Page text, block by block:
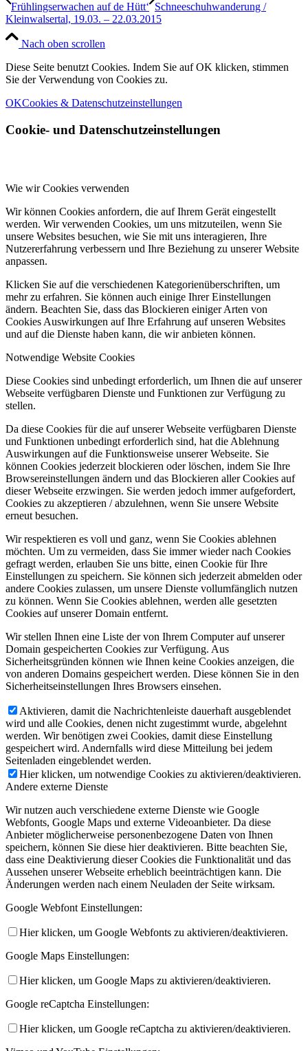
Frühlingserwachen auf de Hütt‘ Schneeschuhwanderung /
Kleinwalsertal, 19.03. – 22.03.2015
Nach oben scrollen
Diese Seite benutzt Cookies. Indem Sie auf OK klicken, stimmen
Sie der Verwendung von Cookies zu.
OKCookies & Datenschutzeinstellungen
Cookie- und Datenschutzeinstellungen
Wie wir Cookies verwenden
Wir können Cookies anfordern, die auf Ihrem Gerät eingestellt
werden. Wir verwenden Cookies, um uns mitzuteilen, wenn Sie
unsere Websites besuchen, wie Sie mit uns interagieren, Ihre
Nutzererfahrung verbessern und Ihre Beziehung zu unserer Website
anpassen.
Klicken Sie auf die verschiedenen Kategorienüberschriften, um
mehr zu erfahren. Sie können auch einige Ihrer Einstellungen
ändern. Beachten Sie, dass das Blockieren einiger Arten von
Cookies Auswirkungen auf Ihre Erfahrung auf unseren Websites
und auf die Dienste haben kann, die wir anbieten können.
Notwendige Website Cookies
Diese Cookies sind unbedingt erforderlich, um Ihnen die auf unserer
Webseite verfügbaren Dienste und Funktionen zur Verfügung zu
stellen.
Da diese Cookies für die auf unserer Webseite verfügbaren Dienste
und Funktionen unbedingt erforderlich sind, hat die Ablehnung
Auswirkungen auf die Funktionsweise unserer Webseite. Sie
können Cookies jederzeit blockieren oder löschen, indem Sie Ihre
Browsereinstellungen ändern und das Blockieren aller Cookies auf
dieser Webseite erzwingen. Sie werden jedoch immer aufgefordert,
Cookies zu akzeptieren / abzulehnen, wenn Sie unsere Website
erneut besuchen.
Wir respektieren es voll und ganz, wenn Sie Cookies ablehnen
möchten. Um zu vermeiden, dass Sie immer wieder nach Cookies
gefragt werden, erlauben Sie uns bitte, einen Cookie für Ihre
Einstellungen zu speichern. Sie können sich jederzeit abmelden oder
andere Cookies zulassen, um unsere Dienste vollumfänglich nutzen
zu können. Wenn Sie Cookies ablehnen, werden alle gesetzten
Cookies auf unserer Domain entfernt.
Wir stellen Ihnen eine Liste der von Ihrem Computer auf unserer
Domain gespeicherten Cookies zur Verfügung. Aus
Sicherheitsgründen können wie Ihnen keine Cookies anzeigen, die
von anderen Domains gespeichert werden. Diese können Sie in den
Sicherheitseinstellungen Ihres Browsers einsehen.
Aktivieren, damit die Nachrichtenleiste dauerhaft ausgeblendet
wird und alle Cookies, denen nicht zugestimmt wurde, abgelehnt
werden. Wir benötigen zwei Cookies, damit diese Einstellung
gespeichert wird. Andernfalls wird diese Mitteilung bei jedem
Seitenladen eingeblendet werden.
Hier klicken, um notwendige Cookies zu aktivieren/deaktivieren.
Andere externe Dienste
Wir nutzen auch verschiedene externe Dienste wie Google
Webfonts, Google Maps und externe Videoanbieter. Da diese
Anbieter möglicherweise personenbezogene Daten von Ihnen
speichern, können Sie diese hier deaktivieren. Bitte beachten Sie,
dass eine Deaktivierung dieser Cookies die Funktionalität und das
Aussehen unserer Webseite erheblich beeinträchtigen kann. Die
Änderungen werden nach einem Neuladen der Seite wirksam.
Google Webfont Einstellungen:
Hier klicken, um Google Webfonts zu aktivieren/deaktivieren.
Google Maps Einstellungen:
Hier klicken, um Google Maps zu aktivieren/deaktivieren.
Google reCaptcha Einstellungen:
Hier klicken, um Google reCaptcha zu aktivieren/deaktivieren.